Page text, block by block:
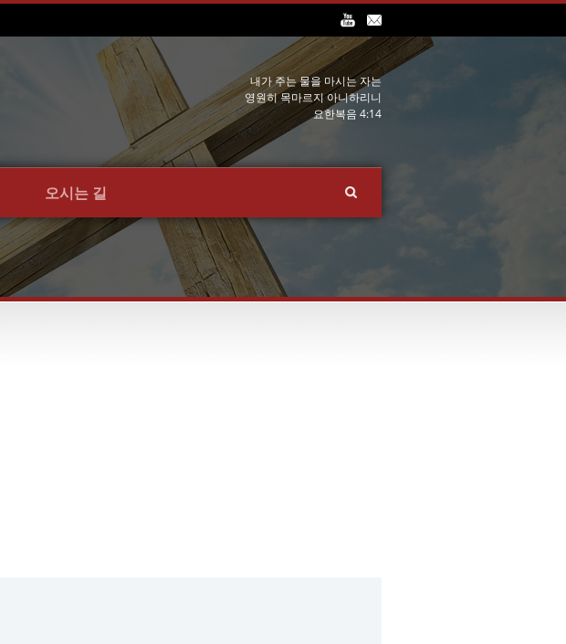
내가 주는 물을 마시는 자는
영원히 목마르지 아니하리니
요한복음 4:14
오시는 길